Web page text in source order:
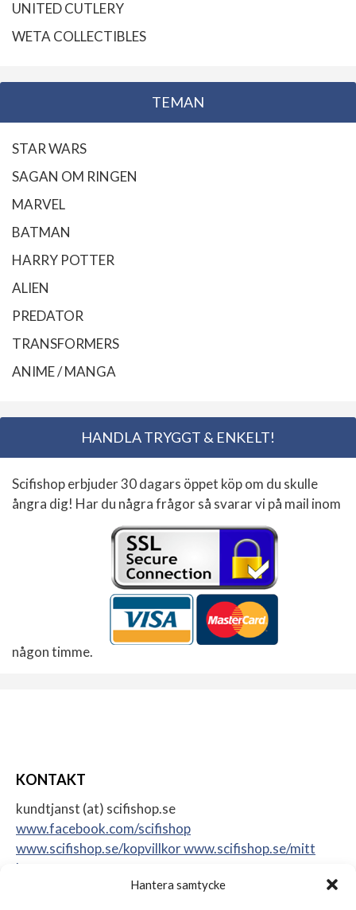
Hantera samtycke
UNITED CUTLERY
WETA COLLECTIBLES
TEMAN
STAR WARS
SAGAN OM RINGEN
MARVEL
BATMAN
HARRY POTTER
ALIEN
PREDATOR
TRANSFORMERS
ANIME / MANGA
HANDLA TRYGGT & ENKELT!
Scifishop erbjuder 30 dagars öppet köp om du skulle
ångra dig! Har du några frågor så svarar vi på mail inom
någon timme.
KONTAKT
kundtjanst (at) scifishop.se
www.facebook.com/scifishop
www.scifishop.se/kopvillkorwww.scifishop.se/mitt
konto